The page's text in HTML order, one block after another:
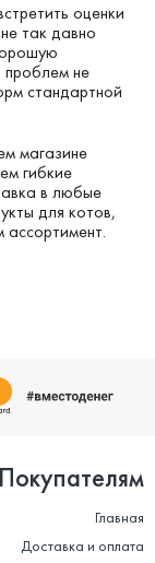
оценки
так давно
проблем не
стандартной
магазине
гибкие
в любые
для котов,
Покупателям
Главная
Доставка и оплата